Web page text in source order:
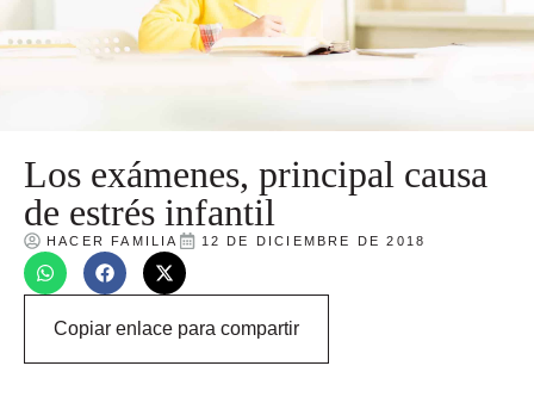
Los exámenes, principal causa
de estrés infantil
HACER FAMILIA 12 DE DICIEMBRE DE 2018
Copiar enlace para compartir